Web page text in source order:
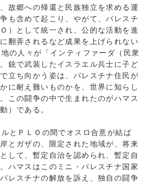
故郷への帰還と民族独立を求める運
も含めて起こり、やがて、パレスチ
）として統一され、公的な活動を進
翻弄されるなど成果を上げられない
の人々が「インティファーダ（民衆
銃で武装したイスラエル兵士に子ど
立ち向かう姿は、パレスチナ住民が
に耐え難いものかを、世界に知らし
この闘争の中で生まれたのがハマス
）である。
とＰＬＯの間でオスロ合意が結ば
とガザの、限定された地域が、将来
して、暫定自治を認められ、暫定自
ハマスはこのミニ・パレスチナ国家
レスチナの解放を訴え、独自の闘争